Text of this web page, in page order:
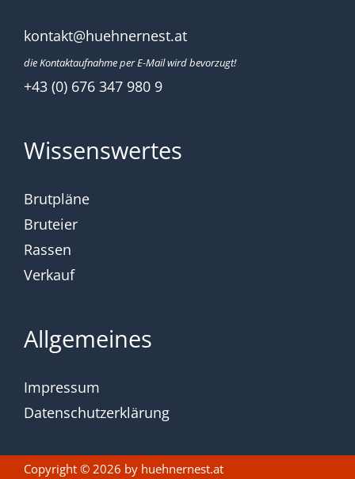
kontakt@huehnernest.at
die Kontaktaufnahme per E-Mail wird bevorzugt!
+43 (0) 676 347 980 9
Wissenswertes
Brutpläne
Bruteier
Rassen
Verkauf
Allgemeines
Impressum
Datenschutzerklärung
Copyright © 2026 by huehnernest.at